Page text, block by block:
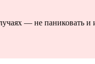
— не паниковать и